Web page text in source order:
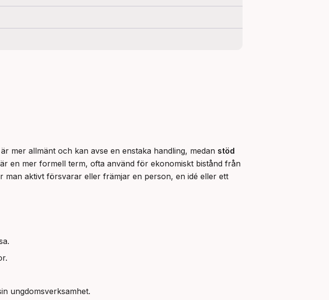
är mer allmänt och kan avse en enstaka handling, medan stöd
är en mer formell term, ofta använd för ekonomiskt bistånd från
man aktivt försvarar eller främjar en person, en idé eller ett
ungdomsverksamhet.